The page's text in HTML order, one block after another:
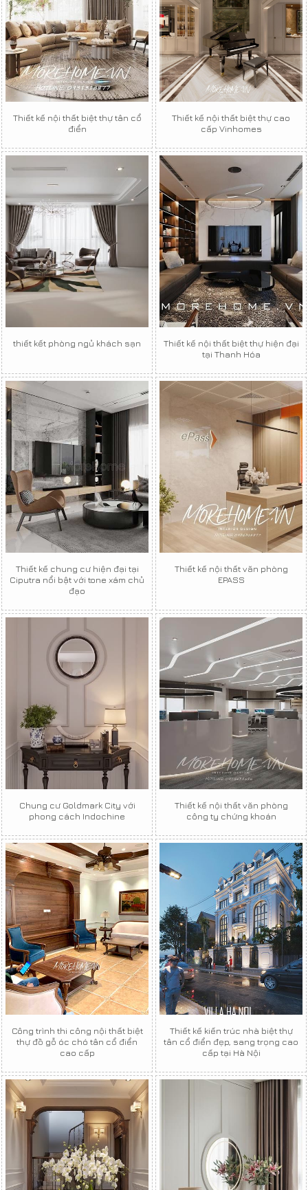
Thiết kế nội thất biệt thự tân cổ
điển
Thiết kế nội thất biệt thự cao
cấp Vinhomes
thiết kết phòng ngủ khách sạn
Thiết kế nội thất biệt thự hiện đại
tại Thanh Hóa
Thiết kế chung cư hiện đại tại
Ciputra nổi bật với tone xám chủ
đạo
Thiết kế nội thất văn phòng
EPASS
Chung cư Goldmark City với
phong cách Indochine
Thiết kế nội thất văn phòng
công ty chứng khoán
Công trình thi công nội thất biệt
thự đồ gỗ óc chó tân cổ điển
cao cấp
Thiết kế kiến trúc nhà biệt thự
tân cổ điển đẹp, sang trọng cao
cấp tại Hà Nội